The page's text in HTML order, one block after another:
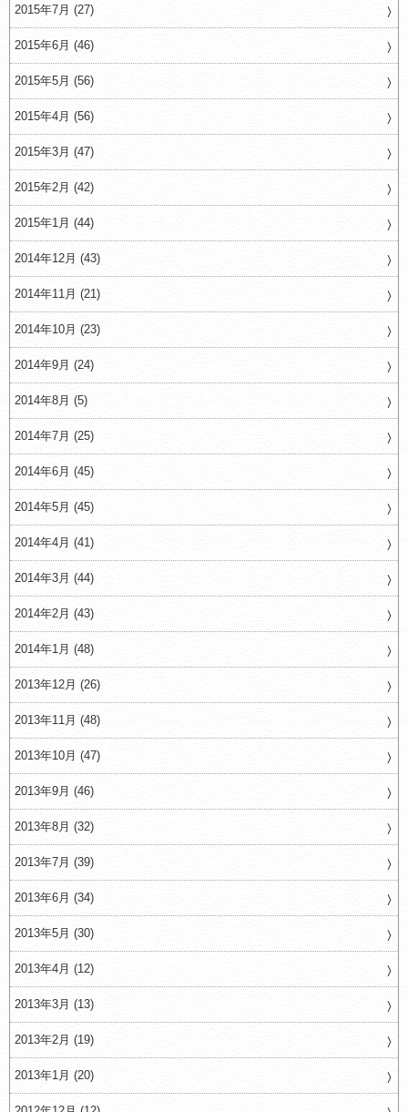
2015年7月 (27)
2015年6月 (46)
2015年5月 (56)
2015年4月 (56)
2015年3月 (47)
2015年2月 (42)
2015年1月 (44)
2014年12月 (43)
2014年11月 (21)
2014年10月 (23)
2014年9月 (24)
2014年8月 (5)
2014年7月 (25)
2014年6月 (45)
2014年5月 (45)
2014年4月 (41)
2014年3月 (44)
2014年2月 (43)
2014年1月 (48)
2013年12月 (26)
2013年11月 (48)
2013年10月 (47)
2013年9月 (46)
2013年8月 (32)
2013年7月 (39)
2013年6月 (34)
2013年5月 (30)
2013年4月 (12)
2013年3月 (13)
2013年2月 (19)
2013年1月 (20)